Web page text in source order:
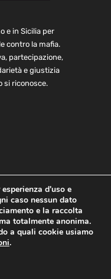
e in Sicilia per
contro la mafia.
partecipazione,
e giustizia
si riconosce.
Contatti
Policy
diritti riservati | Sede
d'uso e
caso nessun dato
e la raccolta
totalmente anonima.
a quali cookie usiamo
.